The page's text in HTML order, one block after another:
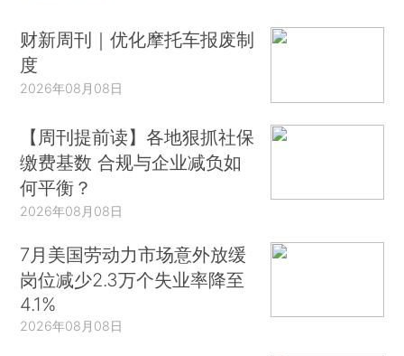
财新周刊｜优化摩托车报废制
度
2026年08月08日
【周刊提前读】各地狠抓社保
缴费基数 合规与企业减负如
何平衡？
2026年08月08日
7月美国劳动力市场意外放缓
岗位减少2.3万个失业率降至
4.1%
2026年08月08日